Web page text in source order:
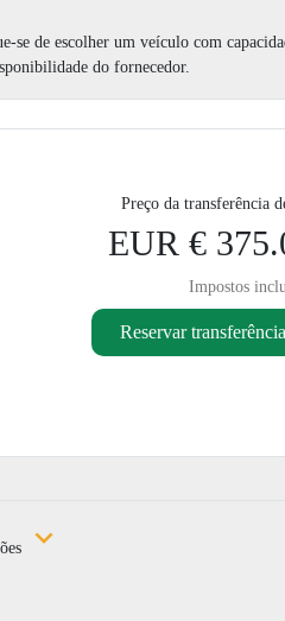
de escolher um veículo com
do fornecedor.
Preço da transferência
EUR €
Impostos
Reservar transferência